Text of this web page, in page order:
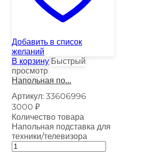
Добавить в список
желаний
В корзину Быстрый
просмотр
Напольная по...
Артикул: 33606996
3000 ₽
Количество товара
Напольная подставка для
техники/телевизора